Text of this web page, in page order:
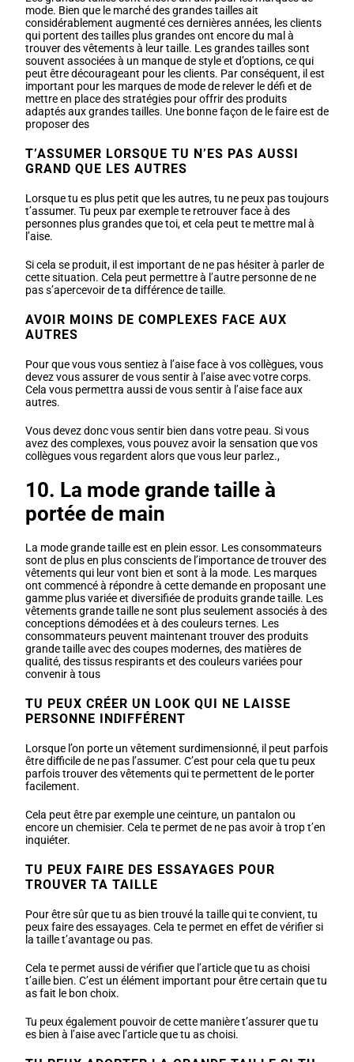
mode. Bien que le marché des grandes tailles ait
considérablement augmenté ces dernières années, les clients
qui portent des tailles plus grandes ont encore du mal à
trouver des vêtements à leur taille. Les grandes tailles sont
souvent associées à un manque de style et d’options, ce qui
peut être décourageant pour les clients. Par conséquent, il est
important pour les marques de mode de relever le défi et de
mettre en place des stratégies pour offrir des produits
adaptés aux grandes tailles. Une bonne façon de le faire est de
proposer des
T’ASSUMER LORSQUE TU N’ES PAS AUSSI
GRAND QUE LES AUTRES
Lorsque tu es plus petit que les autres, tu ne peux pas toujours
t’assumer. Tu peux par exemple te retrouver face à des
personnes plus grandes que toi, et cela peut te mettre mal à
l’aise.
Si cela se produit, il est important de ne pas hésiter à parler de
cette situation. Cela peut permettre à l’autre personne de ne
pas s’apercevoir de ta différence de taille.
AVOIR MOINS DE COMPLEXES FACE AUX
AUTRES
Pour que vous vous sentiez à l’aise face à vos collègues, vous
devez vous assurer de vous sentir à l’aise avec votre corps.
Cela vous permettra aussi de vous sentir à l’aise face aux
autres.
Vous devez donc vous sentir bien dans votre peau. Si vous
avez des complexes, vous pouvez avoir la sensation que vos
collègues vous regardent alors que vous leur parlez.,
10. La mode grande taille à
portée de main
La mode grande taille est en plein essor. Les consommateurs
sont de plus en plus conscients de l’importance de trouver des
vêtements qui leur vont bien et sont à la mode. Les marques
ont commencé à répondre à cette demande en proposant une
gamme plus variée et diversifiée de produits grande taille. Les
vêtements grande taille ne sont plus seulement associés à des
conceptions démodées et à des couleurs ternes. Les
consommateurs peuvent maintenant trouver des produits
grande taille avec des coupes modernes, des matières de
qualité, des tissus respirants et des couleurs variées pour
convenir à tous
TU PEUX CRÉER UN LOOK QUI NE LAISSE
PERSONNE INDIFFÉRENT
Lorsque l’on porte un vêtement surdimensionné, il peut parfois
être difficile de ne pas l’assumer. C’est pour cela que tu peux
parfois trouver des vêtements qui te permettent de le porter
facilement.
Cela peut être par exemple une ceinture, un pantalon ou
encore un chemisier. Cela te permet de ne pas avoir à trop t’en
inquiéter.
TU PEUX FAIRE DES ESSAYAGES POUR
TROUVER TA TAILLE
Pour être sûr que tu as bien trouvé la taille qui te convient, tu
peux faire des essayages. Cela te permet en effet de vérifier si
la taille t’avantage ou pas.
Cela te permet aussi de vérifier que l’article que tu as choisi
t’aille bien. C’est un élément important pour être certain que tu
as fait le bon choix.
Tu peux également pouvoir de cette manière t’assurer que tu
es bien à l’aise avec l’article que tu as choisi.